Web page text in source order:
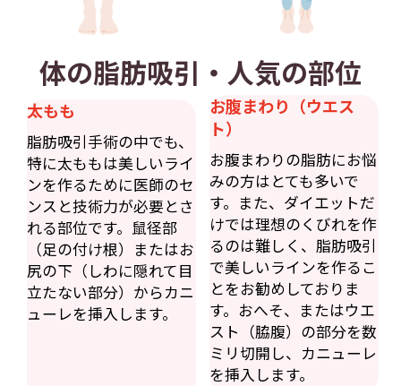
体の脂肪吸引・人気の部位
太もも
脂肪吸引手術の中でも、
特に太ももは美しいライ
ンを作るために医師のセ
ンスと技術力が必要とさ
れる部位です。鼠径部
（足の付け根）またはお
尻の下（しわに隠れて目
立たない部分）からカニ
ューレを挿入します。
お腹まわり（ウエス
ト）
お腹まわりの脂肪にお悩
みの方はとても多いで
す。また、ダイエットだ
けでは理想のくびれを作
るのは難しく、脂肪吸引
で美しいラインを作るこ
とをお勧めしておりま
す。おへそ、またはウエ
スト（脇腹）の部分を数
ミリ切開し、カニューレ
を挿入します。